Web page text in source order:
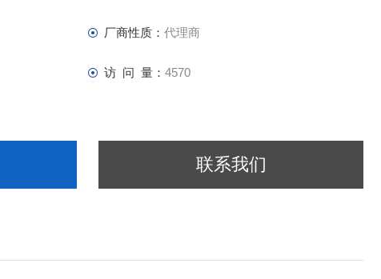
厂商性质： 代理商
访 问 量： 4570
联系我们